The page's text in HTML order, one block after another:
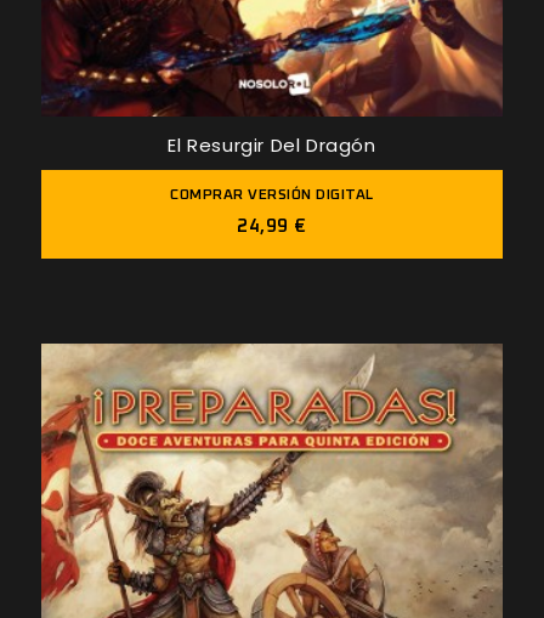
El Resurgir Del Dragón
COMPRAR VERSIÓN DIGITAL
24,99 €